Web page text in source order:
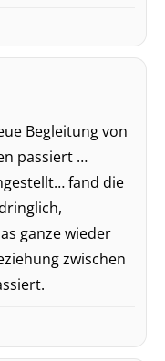
Begleitung von
passiert …
fand die
ganze wieder
zwischen